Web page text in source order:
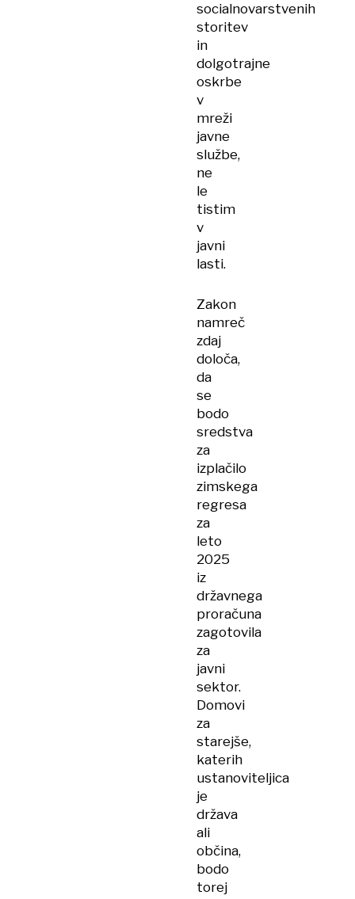
socialnovarstvenih
storitev
in
dolgotrajne
oskrbe
v
mreži
javne
službe,
ne
le
tistim
v
javni
lasti.
Zakon
namreč
zdaj
določa,
da
se
bodo
sredstva
za
izplačilo
zimskega
regresa
za
leto
2025
iz
državnega
proračuna
zagotovila
za
javni
sektor.
Domovi
za
starejše,
katerih
ustanoviteljica
je
država
ali
občina,
bodo
torej